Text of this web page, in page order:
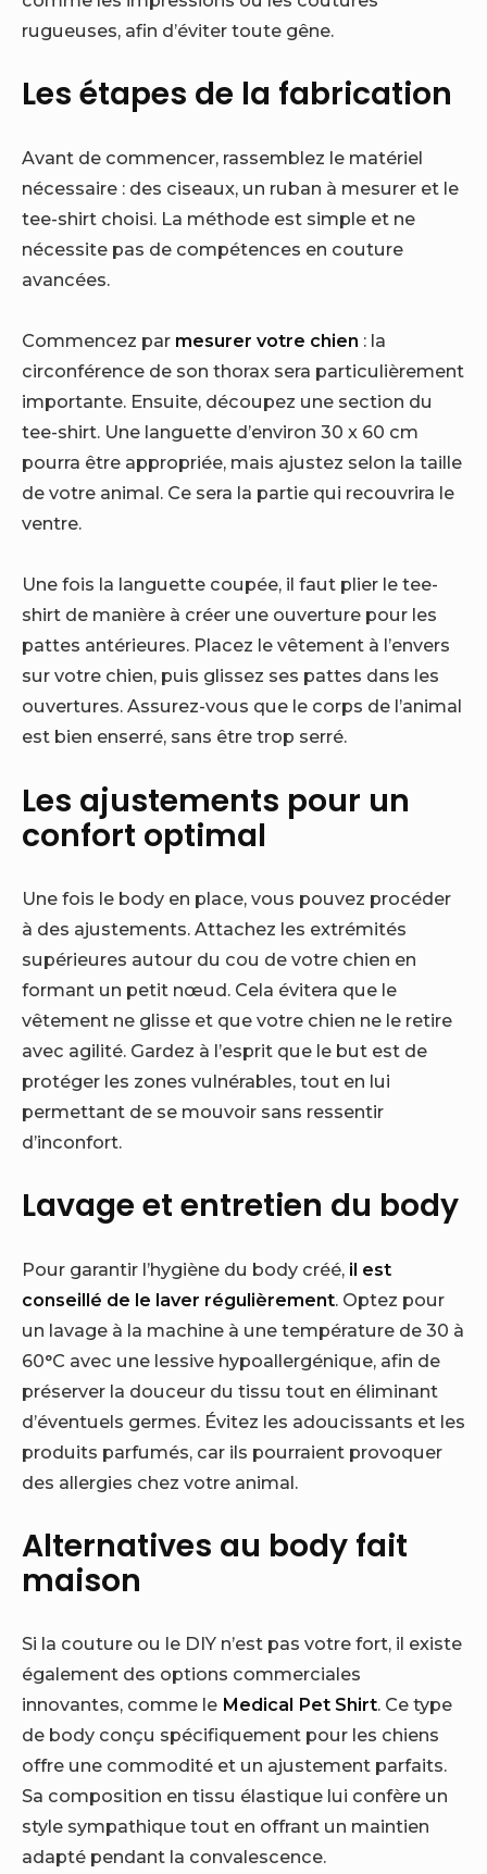
rugueuses, afin d’éviter toute gêne.
Les étapes de la fabrication
Avant de commencer, rassemblez le matériel
nécessaire : des ciseaux, un ruban à mesurer et le
tee-shirt choisi. La méthode est simple et ne
nécessite pas de compétences en couture
avancées.
Commencez par mesurer votre chien : la
circonférence de son thorax sera particulièrement
importante. Ensuite, découpez une section du
tee-shirt. Une languette d’environ 30 x 60 cm
pourra être appropriée, mais ajustez selon la taille
de votre animal. Ce sera la partie qui recouvrira le
ventre.
Une fois la languette coupée, il faut plier le tee-
shirt de manière à créer une ouverture pour les
pattes antérieures. Placez le vêtement à l’envers
sur votre chien, puis glissez ses pattes dans les
ouvertures. Assurez-vous que le corps de l’animal
est bien enserré, sans être trop serré.
Les ajustements pour un
confort optimal
Une fois le body en place, vous pouvez procéder
à des ajustements. Attachez les extrémités
supérieures autour du cou de votre chien en
formant un petit nœud. Cela évitera que le
vêtement ne glisse et que votre chien ne le retire
avec agilité. Gardez à l’esprit que le but est de
protéger les zones vulnérables, tout en lui
permettant de se mouvoir sans ressentir
d’inconfort.
Lavage et entretien du body
Pour garantir l’hygiène du body créé, il est
conseillé de le laver régulièrement. Optez pour
un lavage à la machine à une température de 30 à
60°C avec une lessive hypoallergénique, afin de
préserver la douceur du tissu tout en éliminant
d’éventuels germes. Évitez les adoucissants et les
produits parfumés, car ils pourraient provoquer
des allergies chez votre animal.
Alternatives au body fait
maison
Si la couture ou le DIY n’est pas votre fort, il existe
également des options commerciales
innovantes, comme le Medical Pet Shirt. Ce type
de body conçu spécifiquement pour les chiens
offre une commodité et un ajustement parfaits.
Sa composition en tissu élastique lui confère un
style sympathique tout en offrant un maintien
adapté pendant la convalescence.